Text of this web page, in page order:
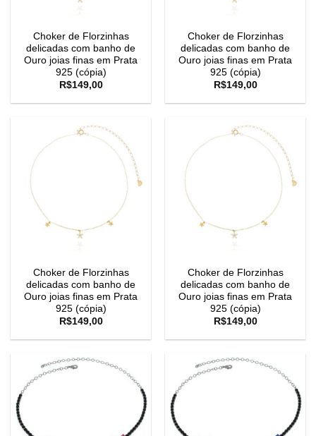
Choker de Florzinhas
delicadas com banho de
Ouro joias finas em Prata
925 (cópia)
R$149,00
Choker de Florzinhas
delicadas com banho de
Ouro joias finas em Prata
925 (cópia)
R$149,00
Choker de Florzinhas
delicadas com banho de
Ouro joias finas em Prata
925 (cópia)
R$149,00
Choker de Florzinhas
delicadas com banho de
Ouro joias finas em Prata
925 (cópia)
R$149,00